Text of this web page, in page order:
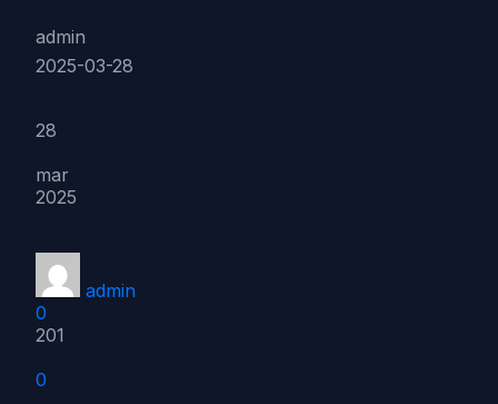
admin
2025-03-28
28
mar
2025
admin
0
201
0